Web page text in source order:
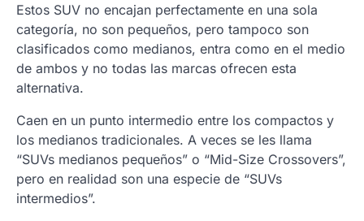
Estos SUV no encajan perfectamente en una sola
categoría, no son pequeños, pero tampoco son
clasificados como medianos, entra como en el medio
de ambos y no todas las marcas ofrecen esta
alternativa.
Caen en un punto intermedio entre los compactos y
los medianos tradicionales. A veces se les llama
“SUVs medianos pequeños” o “Mid-Size Crossovers”,
pero en realidad son una especie de “SUVs
intermedios”.